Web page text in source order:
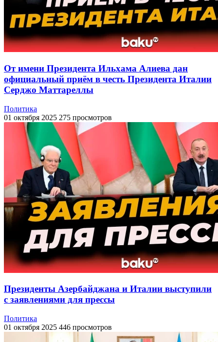
От имени Президента Ильхама Алиева дан
официальный приём в честь Президента Италии
Серджо Маттареллы
Политика
01 октября 2025 275 просмотров
Президенты Азербайджана и Италии выступили
с заявлениями для прессы
Политика
01 октября 2025 446 просмотров